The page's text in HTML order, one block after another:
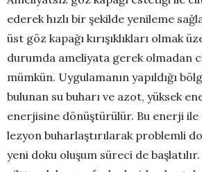
ederek hızlı bir şekilde yenileme
üst göz kapağı kırışıklıkları olmak
durumda ameliyata gerek olmadan
mümkün. Uygulamanın yapıldığı
bulunan su buharı ve azot, yüksek
enerjisine dönüştürülür. Bu enerji
lezyon buharlaştırılarak problemli
yeni doku oluşum süreci de